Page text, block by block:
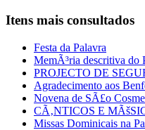
Itens mais consultados
Festa da Palavra
MemÃ³ria descritiva do
PROJECTO DE
Agradecimento aos
Novena de SÃ£o
CÃ‚NTICOS E
Missas Dominicais na